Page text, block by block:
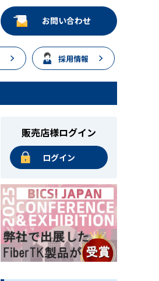
お問い合わせ
採用情報
販売店様ログイン
ログイン